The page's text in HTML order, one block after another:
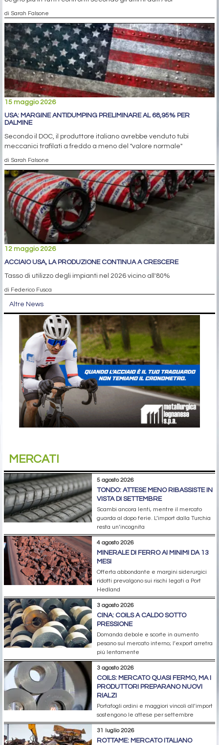
di Sarah Falsone
15 maggio 2026
USA: MARGINE ANTIDUMPING PRELIMINARE AL 68,95% PER
DALMINE
Secondo il DOC, il produttore italiano avrebbe venduto tubi
meccanici trafilati a freddo a meno del "valore normale"
di Sarah Falsone
12 maggio 2026
ACCIAIO USA, LA PRODUZIONE CONTINUA A CRESCERE
Tasso di utilizzo degli impianti nel 2026 vicino all'80%
di Federico Fusca
Altre News
MERCATI
5 agosto 2026
TONDO: ATTESE MENO RIBASSISTE IN
VISTA DI SETTEMBRE
Scambi ancora lenti, mentre il mercato
guarda al dopo ferie. L’import dalla Turchia
resta un’incognita
4 agosto 2026
MINERALE DI FERRO AI MINIMI DA 13
MESI
Offerta abbondante e margini siderurgici
ridotti prevalgono sui rischi legati a Port
Hedland
3 agosto 2026
CINA: COILS A CALDO SOTTO
PRESSIONE
Domanda debole e scorte in aumento
pesano sul mercato interno; l’export arretra
più lentamente
3 agosto 2026
COILS: MERCATO QUASI FERMO, MA I
PRODUTTORI PREPARANO NUOVI
RIALZI
Portafogli ordini e maggiori vincoli all’import
sostengono le attese per settembre
31 luglio 2026
ROTTAME: MERCATO ITALIANO